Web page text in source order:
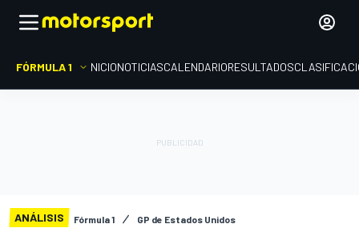
FÓRMULA 1 INICIONOTICIASCALENDARIORESULTADOS
ANÁLISIS Fórmula 1 GP de Estados Unidos